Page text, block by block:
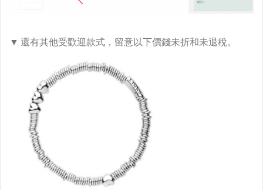
▼ 還有其他受歡迎款式，留意以下價錢未折和未退稅。